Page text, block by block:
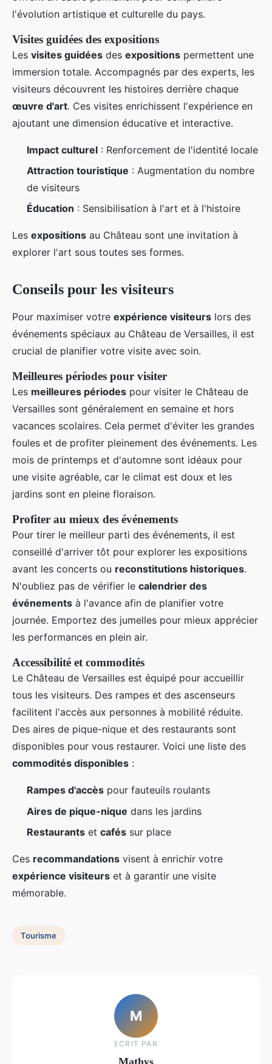
l'évolution artistique et culturelle du pays.
Visites guidées des expositions
Les visites guidées des expositions permettent une
immersion totale. Accompagnés par des experts, les
visiteurs découvrent les histoires derrière chaque
œuvre d'art. Ces visites enrichissent l'expérience en
ajoutant une dimension éducative et interactive.
Impact culturel : Renforcement de l'identité locale
Attraction touristique : Augmentation du nombre
de visiteurs
Éducation : Sensibilisation à l'art et à l'histoire
Les expositions au Château sont une invitation à
explorer l'art sous toutes ses formes.
Conseils pour les visiteurs
Pour maximiser votre expérience visiteurs lors des
événements spéciaux au Château de Versailles, il est
crucial de planifier votre visite avec soin.
Meilleures périodes pour visiter
Les meilleures périodes pour visiter le Château de
Versailles sont généralement en semaine et hors
vacances scolaires. Cela permet d'éviter les grandes
foules et de profiter pleinement des événements. Les
mois de printemps et d'automne sont idéaux pour
une visite agréable, car le climat est doux et les
jardins sont en pleine floraison.
Profiter au mieux des événements
Pour tirer le meilleur parti des événements, il est
conseillé d'arriver tôt pour explorer les expositions
avant les concerts ou reconstitutions historiques.
N'oubliez pas de vérifier le calendrier des
événements à l'avance afin de planifier votre
journée. Emportez des jumelles pour mieux apprécier
les performances en plein air.
Accessibilité et commodités
Le Château de Versailles est équipé pour accueillir
tous les visiteurs. Des rampes et des ascenseurs
facilitent l'accès aux personnes à mobilité réduite.
Des aires de pique-nique et des restaurants sont
disponibles pour vous restaurer. Voici une liste des
commodités disponibles :
Rampes d'accès pour fauteuils roulants
Aires de pique-nique dans les jardins
Restaurants et cafés sur place
Ces recommandations visent à enrichir votre
expérience visiteurs et à garantir une visite
mémorable.
Tourisme
M
ECRIT PAR
Mathys